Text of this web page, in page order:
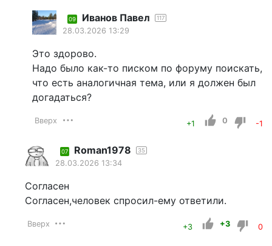
09 Иванов Павел 117
28.03.2026 13:29
Это здорово.
Надо было как-то писком по форуму поискать,
что есть аналогичная тема, или я должен был
догадаться?
Вверх +1 0 -1
07 Roman1978 35
28.03.2026 13:34
Согласен
Согласен,человек спросил-ему ответили.
Вверх +3 +3 0